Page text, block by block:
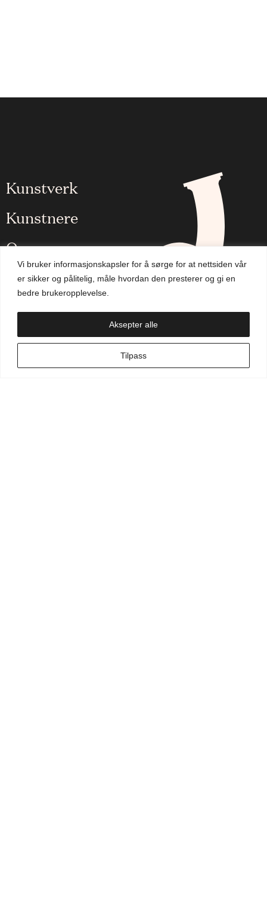
Vi bruker informasjonskapsler for å sørge for at nettsiden vår
er sikker og pålitelig, måle hvordan den presterer og gi en
bedre brukeropplevelse.
Tilpass
Aksepter alle
Kunstverk
Kunstnere
Om oss
Aktuelt
Handlekurv
NO